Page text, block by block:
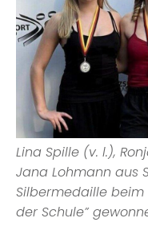
Lina Spille (v. l.),
Jana Lohmann aus
Silbermedaille beim
der Schule”